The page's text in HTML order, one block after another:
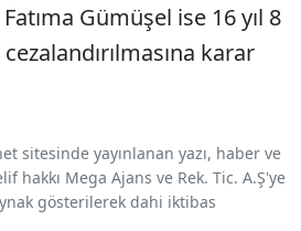
Gümüşel ise 16 yıl 8
karar
sitesinde yayınlanan yazı, haber ve
hakkı Mega Ajans ve Rek. Tic. A.Ş'ye
gösterilerek dahi iktibas